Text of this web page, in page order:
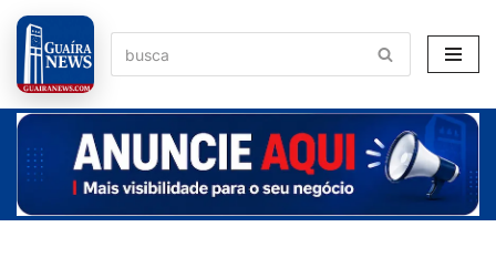
Pular
para
o
conteúdo